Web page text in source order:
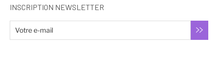
INSCRIPTION NEWSLETTER